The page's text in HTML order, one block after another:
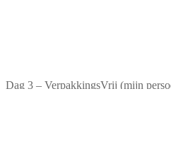
Dag 3 – VerpakkingsVrij (mijn